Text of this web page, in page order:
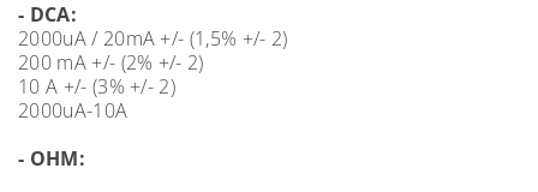
- DCA:
2000uA / 20mA +/- (1,5% +/- 2)
200 mA +/- (2% +/- 2)
10 A +/- (3% +/- 2)
2000uA-10A
- OHM: